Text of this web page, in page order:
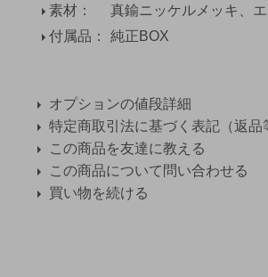
素材
真鍮ニッケルメッキ、
付属品
純正BOX
オプションの値段詳細
特定商取引法に基づく表記（返品
この商品を友達に教える
この商品について問い合わせる
買い物を続ける